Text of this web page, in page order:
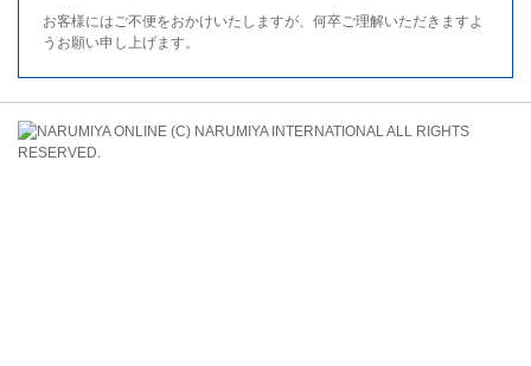
お客様にはご不便をおかけいたしますが、何卒ご理解いただきますよ
うお願い申し上げます。